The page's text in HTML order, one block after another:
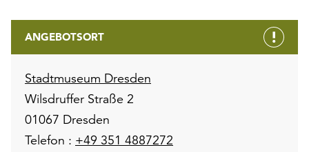
ANGEBOTSORT
Stadtmuseum Dresden
Wilsdruffer Straße 2
01067 Dresden
Telefon : +49 351 4887272